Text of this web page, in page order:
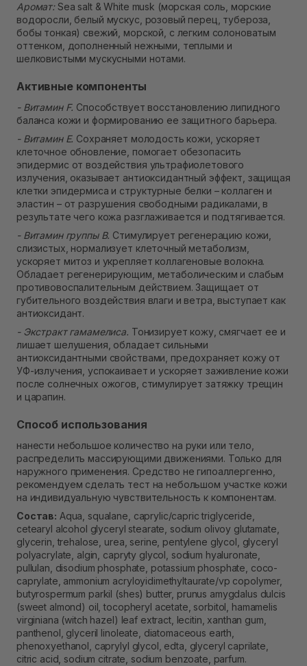
Аромат:Sea salt & White musk (морская соль, морские
водоросли, белый мускус, розовый перец, тубероза,
бобы тонкая) свежий, морской, с легким солоноватым
оттенком, дополненный нежными, теплыми и
шелковистыми мускусными нотами.
Активные компоненты
- Витамин F. Способствует восстановлению липидного
баланса кожи и формированию ее защитного барьера.
- Витамин Е. Сохраняет молодость кожи, ускоряет
клеточное обновление, помогает обезопасить
эпидермис от воздействия ультрафиолетового
излучения, оказывает антиоксидантный эффект, защищая
клетки эпидермиса и структурные белки – коллаген и
эластин – от разрушения свободными радикалами, в
результате чего кожа разглаживается и подтягивается.
- Витамин группы В. Стимулирует регенерацию кожи,
слизистых, нормализует клеточный метаболизм,
ускоряет митоз и укрепляет коллагеновые волокна.
Обладает регенерирующим, метаболическим и слабым
противовоспалительным действием. Защищает от
губительного воздействия влаги и ветра, выступает как
антиоксидант.
- Экстракт гамамелиса. Тонизирует кожу, смягчает ее и
лишает шелушения, обладает сильными
антиоксидантными свойствами, предохраняет кожу от
УФ-излучения, успокаивает и ускоряет заживление кожи
после солнечных ожогов, стимулирует затяжку трещин
и царапин.
Способ использования
нанести небольшое количество на руки или тело,
распределить массирующими движениями. Только для
наружного применения. Средство не гипоаллергенно,
рекомендуем сделать тест на небольшом участке кожи
на индивидуальную чувствительность к компонентам.
Состав: Аqua, squalane, caprylic/capric triglyceride,
cetearyl alcohol glyceryl stearate, sodium olivoy glutamate,
glycerin, trehalose, urea, serine, pentylene glycol, glyceryl
polyacrylate, algin, capryty glycol, sodium hyaluronate,
pullulan, disodium phosphate, potassium phosphate, coco-
caprylate, ammonium acryloyidimethyltaurate/vp copolymer,
butyrospermum parkil (shes) butter, prunus amygdalus dulcis
(sweet almond) oil, tocopheryl acetate, sorbitol, hamamelis
virginiana (witch hazel) leaf extract, lecitin, xanthan gum,
panthenol, glyceril linoleate, diatomaceous earth,
phenoxyethanol, caprylyl glycol, edta, glyceryl caprilate,
citric acid, sodium citrate, sodium benzoate, parfum.